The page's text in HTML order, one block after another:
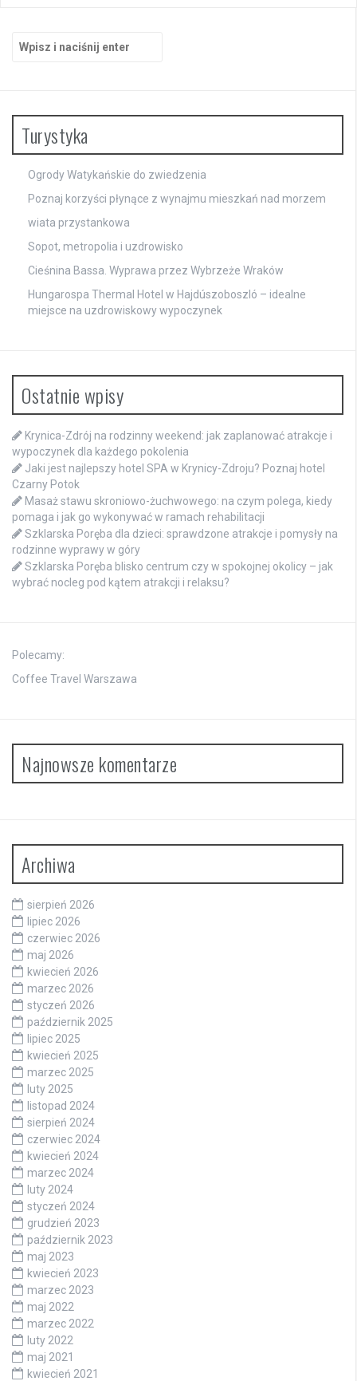
Turystyka
Ogrody Watykańskie do zwiedzenia
Poznaj korzyści płynące z wynajmu mieszkań nad morzem
wiata przystankowa
Sopot, metropolia i uzdrowisko
Cieśnina Bassa. Wyprawa przez Wybrzeże Wraków
Hungarospa Thermal Hotel w Hajdúszoboszló – idealne
miejsce na uzdrowiskowy wypoczynek
Ostatnie wpisy
Krynica-Zdrój na rodzinny weekend: jak zaplanować atrakcje i
wypoczynek dla każdego pokolenia
Jaki jest najlepszy hotel SPA w Krynicy-Zdroju? Poznaj hotel
Czarny Potok
Masaż stawu skroniowo-żuchwowego: na czym polega, kiedy
pomaga i jak go wykonywać w ramach rehabilitacji
Szklarska Poręba dla dzieci: sprawdzone atrakcje i pomysły na
rodzinne wyprawy w góry
Szklarska Poręba blisko centrum czy w spokojnej okolicy – jak
wybrać nocleg pod kątem atrakcji i relaksu?
Polecamy:
Coffee Travel Warszawa
Najnowsze komentarze
Archiwa
sierpień 2026
lipiec 2026
czerwiec 2026
maj 2026
kwiecień 2026
marzec 2026
styczeń 2026
październik 2025
lipiec 2025
kwiecień 2025
marzec 2025
luty 2025
listopad 2024
sierpień 2024
czerwiec 2024
kwiecień 2024
marzec 2024
luty 2024
styczeń 2024
grudzień 2023
październik 2023
maj 2023
kwiecień 2023
marzec 2023
maj 2022
marzec 2022
luty 2022
maj 2021
kwiecień 2021